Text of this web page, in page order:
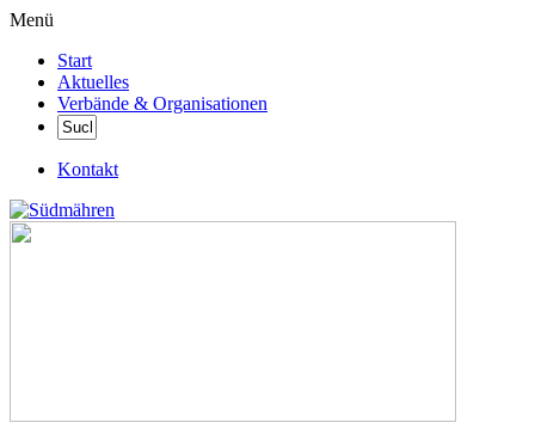
Menü
Start
Aktuelles
Verbände & Organisationen
Kontakt